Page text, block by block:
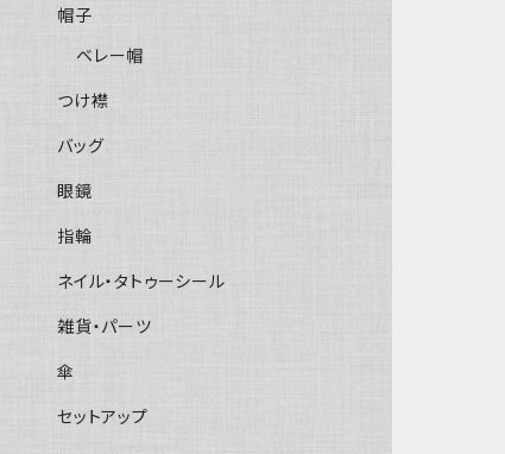
帽子
ベレー帽
つけ襟
バッグ
眼鏡
指輪
ネイル・タトゥーシール
雑貨・パーツ
傘
セットアップ